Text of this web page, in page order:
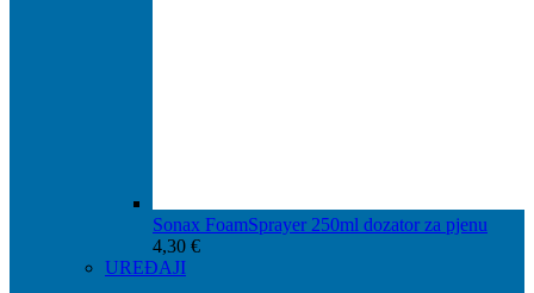
Sonax FoamSprayer 250ml dozator za pjenu
4,30 €
UREĐAJI